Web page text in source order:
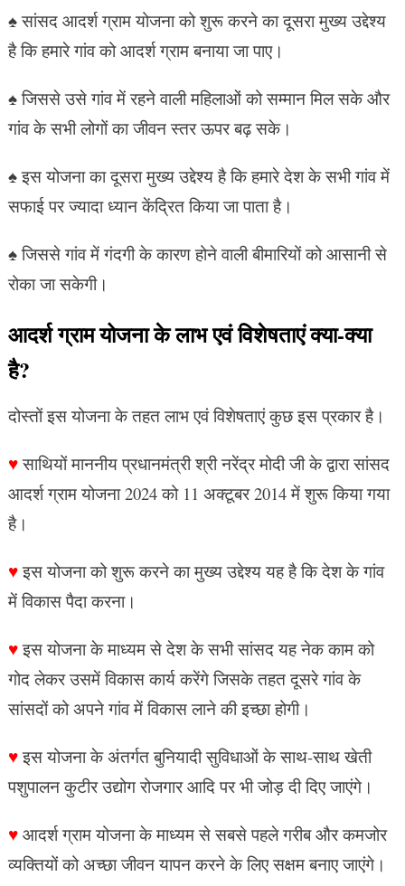
♠ सांसद आदर्श ग्राम योजना को शुरू करने का दूसरा मुख्य उद्देश्य
है कि हमारे गांव को आदर्श ग्राम बनाया जा पाए।
♠ जिससे उसे गांव में रहने वाली महिलाओं को सम्मान मिल सके और
गांव के सभी लोगों का जीवन स्तर ऊपर बढ़ सके।
♠ इस योजना का दूसरा मुख्य उद्देश्य है कि हमारे देश के सभी गांव में
सफाई पर ज्यादा ध्यान केंद्रित किया जा पाता है।
♠ जिससे गांव में गंदगी के कारण होने वाली बीमारियों को आसानी से
रोका जा सकेगी।
आदर्श ग्राम योजना के लाभ एवं विशेषताएं क्या-क्या
है?
दोस्तों इस योजना के तहत लाभ एवं विशेषताएं कुछ इस प्रकार है।
♥साथियों माननीय प्रधानमंत्री श्री नरेंद्र मोदी जी के द्वारा सांसद
आदर्श ग्राम योजना 2024 को 11 अक्टूबर 2014 में शुरू किया गया
है।
♥इस योजना को शुरू करने का मुख्य उद्देश्य यह है कि देश के गांव
में विकास पैदा करना।
♥इस योजना के माध्यम से देश के सभी सांसद यह नेक काम को
गोद लेकर उसमें विकास कार्य करेंगे जिसके तहत दूसरे गांव के
सांसदों को अपने गांव में विकास लाने की इच्छा होगी।
♥इस योजना के अंतर्गत बुनियादी सुविधाओं के साथ-साथ खेती
पशुपालन कुटीर उद्योग रोजगार आदि पर भी जोड़ दी दिए जाएंगे।
♥आदर्श ग्राम योजना के माध्यम से सबसे पहले गरीब और कमजोर
व्यक्तियों को अच्छा जीवन यापन करने के लिए सक्षम बनाए जाएंगे।